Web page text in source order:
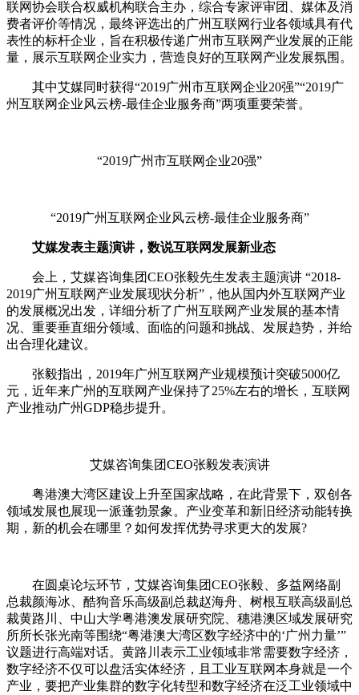
联网协会联合权威机构联合主办，综合专家评审团、媒体及消
费者评价等情况，最终评选出的广州互联网行业各领域具有代
表性的标杆企业，旨在积极传递广州市互联网产业发展的正能
量，展示互联网企业实力，营造良好的互联网产业发展氛围。
其中艾媒同时获得“2019广州市互联网企业20强”“2019广
州互联网企业风云榜-最佳企业服务商”两项重要荣誉。
“2019广州市互联网企业20强”
“2019广州互联网企业风云榜-最佳企业服务商”
艾媒发表主题演讲，数说互联网发展新业态
会上，艾媒咨询集团CEO张毅先生发表主题演讲 “2018-
2019广州互联网产业发展现状分析”，他从国内外互联网产业
的发展概况出发，详细分析了广州互联网产业发展的基本情
况、重要垂直细分领域、面临的问题和挑战、发展趋势，并给
出合理化建议。
张毅指出，2019年广州互联网产业规模预计突破5000亿
元，近年来广州的互联网产业保持了25%左右的增长，互联网
产业推动广州GDP稳步提升。
艾媒咨询集团CEO张毅发表演讲
粤港澳大湾区建设上升至国家战略，在此背景下，双创各
领域发展也展现一派蓬勃景象。产业变革和新旧经济动能转换
期，新的机会在哪里？如何发挥优势寻求更大的发展?
在圆桌论坛环节，艾媒咨询集团CEO张毅、多益网络副
总裁颜海冰、酷狗音乐高级副总裁赵海舟、树根互联高级副总
裁黄路川、中山大学粤港澳发展研究院、穗港澳区域发展研究
所所长张光南等围绕“粤港澳大湾区数字经济中的‘广州力量’”
议题进行高端对话。黄路川表示工业领域非常需要数字经济，
数字经济不仅可以盘活实体经济，且工业互联网本身就是一个
产业，要把产业集群的数字化转型和数字经济在泛工业领域中